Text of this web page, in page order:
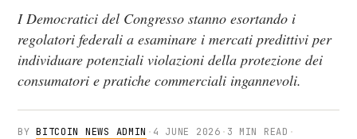
I Democratici del Congresso stanno esortando i
regolatori federali a esaminare i mercati predittivi per
individuare potenziali violazioni della protezione dei
consumatori e pratiche commerciali ingannevoli.
BYBITCOIN NEWS ADMIN · 4 JUNE 2026 · 3 MIN READ ·